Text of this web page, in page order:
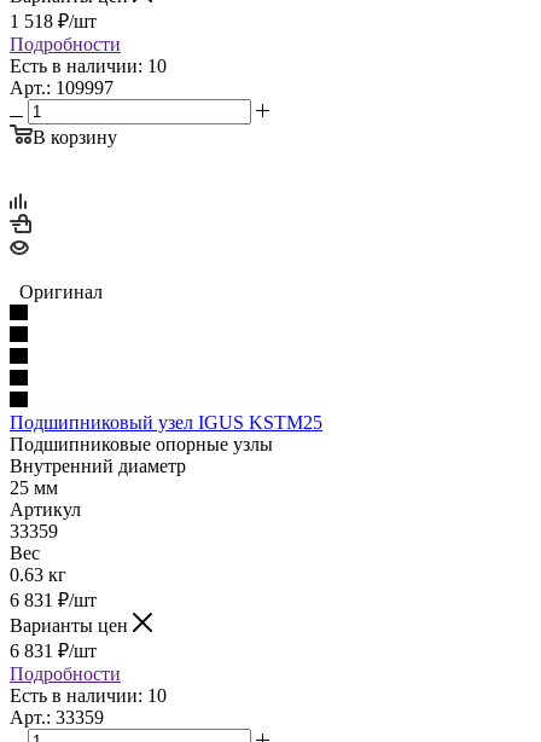
1 518 ₽/шт
Подробности
Есть в наличии: 10
Арт.: 109997
В корзину
Оригинал
Подшипниковый узел IGUS KSTM25
Подшипниковые опорные узлы
Внутренний диаметр
25 мм
Артикул
33359
Вес
0.63 кг
6 831 ₽/шт
Варианты цен
6 831 ₽/шт
Подробности
Есть в наличии: 10
Арт.: 33359